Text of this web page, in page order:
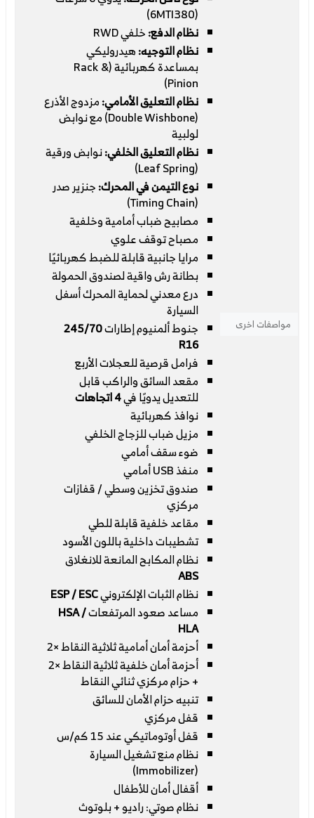
مواصفات اخرى
(6MTI380)
نظام الدفع:خلفي RWD
نظام التوجيه:هيدروليكي
بمساعدة كهربائية (Rack &
Pinion)
نظام التعليق الأمامي:مزدوج الأذرع
(Double Wishbone) مع نوابض
لولبية
نظام التعليق الخلفي:نوابض ورقية
(Leaf Spring)
نوع التيمن في المحرك:جنزير صدر
(Timing Chain)
مصابيح ضباب أمامية وخلفية
مصباح توقف علوي
مرايا جانبية قابلة للضبط كهربائيًا
بطانة رش واقية لصندوق الحمولة
درع معدني لحماية المحرك أسفل
السيارة
جنوط ألمنيوم إطارات245/70
R16
فرامل قرصية للعجلات الأربع
مقعد السائق والراكب قابل
للتعديل يدويًا في4 اتجاهات
نوافذ كهربائية
مزيل ضباب للزجاج الخلفي
ضوء سقف أمامي
منفذ USB أمامي
صندوق تخزين وسطي / قفازات
مركزي
مقاعد خلفية قابلة للطي
تشطيبات داخلية باللون الأسود
نظام المكابح المانعة للانغلاق
ABS
نظام الثبات الإلكترونيESP / ESC
مساعد صعود المرتفعاتHSA /
HLA
أحزمة أمان أمامية ثلاثية النقاط ×2
أحزمة أمان خلفية ثلاثية النقاط ×2
+ حزام مركزي ثنائي النقاط
تنبيه حزام الأمان للسائق
قفل مركزي
قفل أوتوماتيكي عند 15 كم/س
نظام منع تشغيل السيارة
(Immobilizer)
أقفال أمان للأطفال
نظام صوتي: راديو + بلوتوث